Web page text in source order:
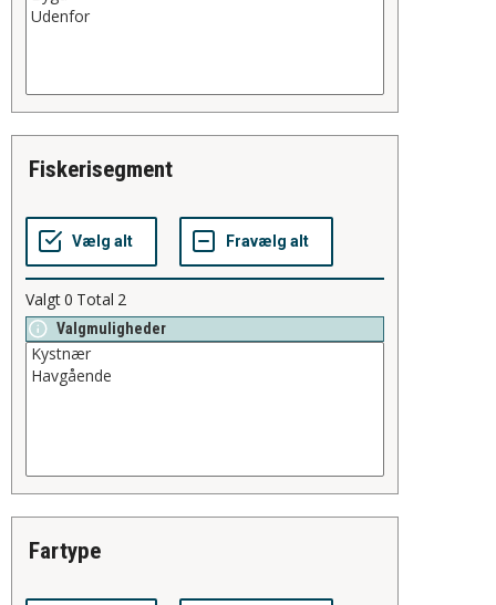
fiskerisegment
Valgt0 Total 2
Valgmuligheder
fartype